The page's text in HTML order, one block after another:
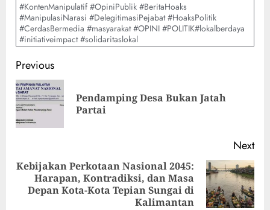
#KontenManipulatif #OpiniPublik #BeritaHoaks
#ManipulasiNarasi #DelegitimasiPejabat #HoaksPolitik
#CerdasBermedia #masyarakat #OPINI #POLITIK#lokalberdaya
#initiativeimpact #solidaritaslokal
Previous
Pendamping Desa Bukan Jatah
Partai
Next
Kebijakan Perkotaan Nasional 2045:
Harapan, Kontradiksi, dan Masa
Depan Kota-Kota Tepian Sungai di
Kalimantan